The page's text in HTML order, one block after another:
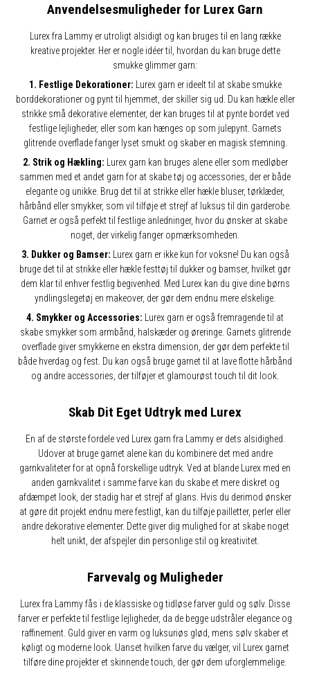
Anvendelsesmuligheder for Lurex Garn
Lurex fra Lammy er utroligt alsidigt og kan bruges til en lang række
kreative projekter. Her er nogle idéer til, hvordan du kan bruge dette
smukke glimmer garn:
1. Festlige Dekorationer: Lurex garn er ideelt til at skabe smukke
borddekorationer og pynt til hjemmet, der skiller sig ud. Du kan hækle eller
strikke små dekorative elementer, der kan bruges til at pynte bordet ved
festlige lejligheder, eller som kan hænges op som julepynt. Garnets
glitrende overflade fanger lyset smukt og skaber en magisk stemning.
2. Strik og Hækling: Lurex garn kan bruges alene eller som medløber
sammen med et andet garn for at skabe tøj og accessories, der er både
elegante og unikke. Brug det til at strikke eller hækle bluser, tørklæder,
hårbånd eller smykker, som vil tilføje et strejf af luksus til din garderobe.
Garnet er også perfekt til festlige anledninger, hvor du ønsker at skabe
noget, der virkelig fanger opmærksomheden.
3. Dukker og Bamser: Lurex garn er ikke kun for voksne! Du kan også
bruge det til at strikke eller hækle festtøj til dukker og bamser, hvilket gør
dem klar til enhver festlig begivenhed. Med Lurex kan du give dine børns
yndlingslegetøj en makeover, der gør dem endnu mere elskelige.
4. Smykker og Accessories: Lurex garn er også fremragende til at
skabe smykker som armbånd, halskæder og øreringe. Garnets glitrende
overflade giver smykkerne en ekstra dimension, der gør dem perfekte til
både hverdag og fest. Du kan også bruge garnet til at lave flotte hårbånd
og andre accessories, der tilføjer et glamourøst touch til dit look.
Skab Dit Eget Udtryk med Lurex
En af de største fordele ved Lurex garn fra Lammy er dets alsidighed.
Udover at bruge garnet alene kan du kombinere det med andre
garnkvaliteter for at opnå forskellige udtryk. Ved at blande Lurex med en
anden garnkvalitet i samme farve kan du skabe et mere diskret og
afdæmpet look, der stadig har et strejf af glans. Hvis du derimod ønsker
at gøre dit projekt endnu mere festligt, kan du tilføje pailletter, perler eller
andre dekorative elementer. Dette giver dig mulighed for at skabe noget
helt unikt, der afspejler din personlige stil og kreativitet.
Farvevalg og Muligheder
Lurex fra Lammy fås i de klassiske og tidløse farver guld og sølv. Disse
farver er perfekte til festlige lejligheder, da de begge udstråler elegance og
raffinement. Guld giver en varm og luksuriøs glød, mens sølv skaber et
køligt og moderne look. Uanset hvilken farve du vælger, vil Lurex garnet
tilføre dine projekter et skinnende touch, der gør dem uforglemmelige.